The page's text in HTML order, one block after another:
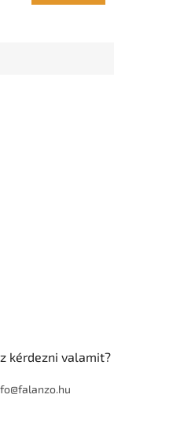
kérdezni valamit?